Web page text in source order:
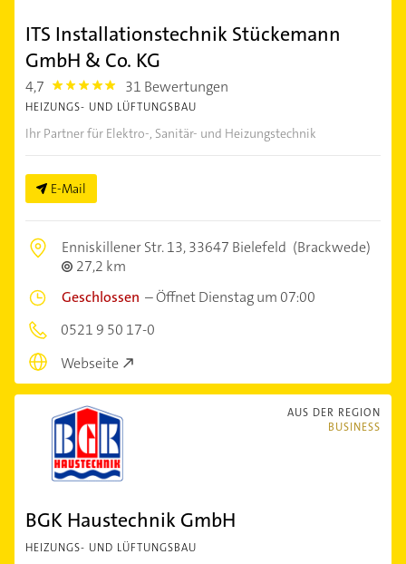
ITS Installationstechnik Stückemann
GmbH & Co. KG
4,7 4.7000003 31 Bewertungen
HEIZUNGS- UND LÜFTUNGSBAU
Ihr Partner für Elektro-, Sanitär- und Heizungstechnik
E-Mail
Enniskillener Str. 13,33647 Bielefeld (Brackwede)
27,2 km
Geschlossen –Öffnet Dienstag um 07:00
0521 9 50 17-0
Webseite
AUS DER REGION
BUSINESS
BGK Haustechnik GmbH
HEIZUNGS- UND LÜFTUNGSBAU